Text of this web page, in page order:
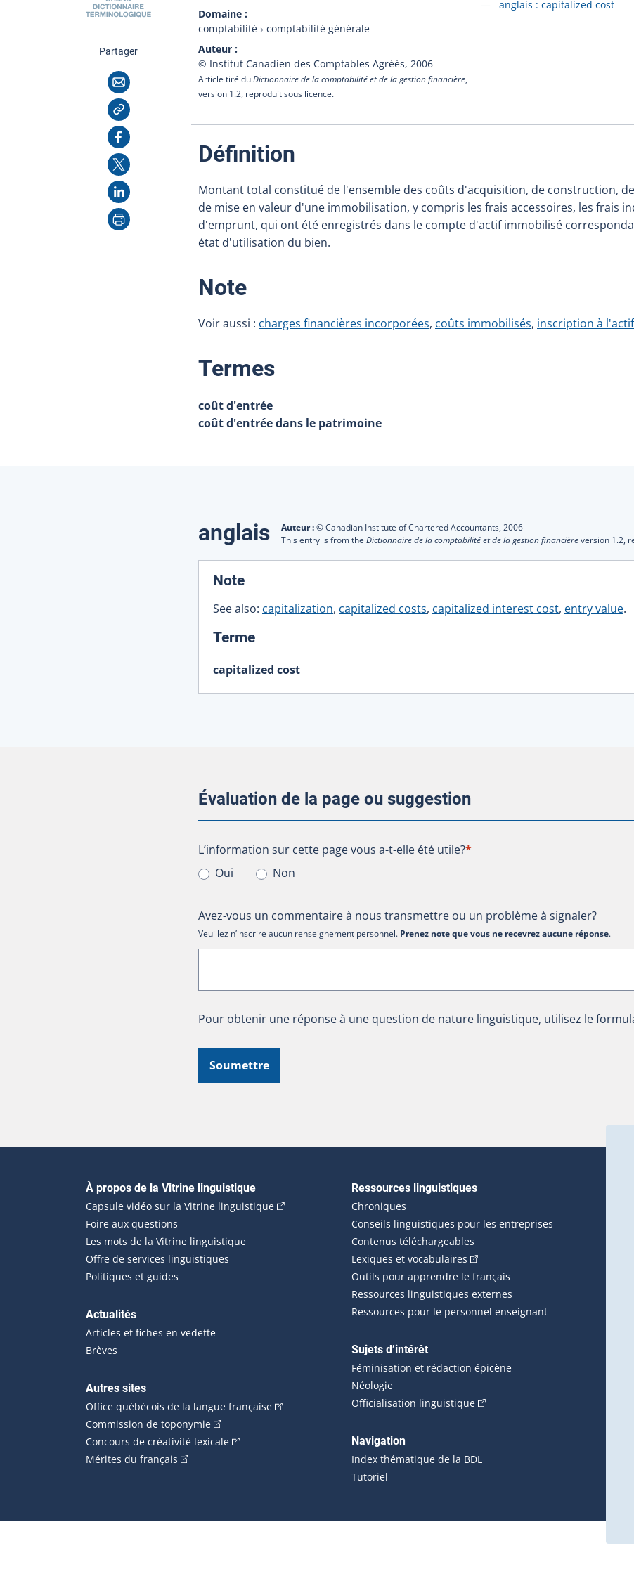
Domaine
comptabilité
comptabilité générale
Auteur
© Institut Canadien des Comptables Agréés, 2006
Article tiré duDictionnaire de la comptabilité et de la gestion financière,
version 1.2, reproduit sous licence.
Accéder à la fiche en
anglais : capitalized cost
Partagercette page
Courriel
Copier l'adresse
Facebook
X
LinkedIn
Imprimer
Définition
Montant total constitué de l'ensemble des coûts d'acquisition, de construction,
de mise en valeur d'une immobilisation, y compris les frais accessoires, les frais
d'emprunt, qui ont été enregistrés dans le compte d'actif immobilisé
état d'utilisation du bien.
Note:
Voir aussi : charges financières incorporées, coûts immobilisés, inscription à l'actif
Termes:
coût d'entrée
coût d'entrée dans le patrimoine
Traductions
anglais Auteur :© Canadian Institute of Chartered Accountants, 2006
This entry is from the Dictionnaire de la comptabilité et de la gestion financièreversion 1.2,
Note:
See also: capitalization, capitalized costs, capitalized interest cost, entry value.
Terme:
capitalized cost
Évaluation de la page ou suggestion
L’information sur cette page vous a-t-elle été utile?
L’information sur cette page vous a-t-elle été utile?*
Oui
Non
Avez-vous un commentaire à nous transmettre ou un problème à signaler?
Veuillez n’inscrire aucun renseignement personnel. Prenez note que vous ne recevrez aucune réponse.
Pour obtenir une réponse à une question de nature linguistique, utilisez le
Soumettre
Navigation principale
À propos de la Vitrine linguistique
Capsule vidéo sur la Vitrine linguistique(Cet hyperlien externe s'ouvrira dans une nouvelle fenêtre.)
Foire aux questions
Les mots de la Vitrine linguistique
Offre de services linguistiques
Politiques et guides
Actualités
Articles et fiches en vedette
Brèves
Autres sites
Office québécois de la langue française(Cet hyperlien externe s'ouvrira dans une nouvelle fenêtre.)
Commission de toponymie(Cet hyperlien externe s'ouvrira dans une nouvelle fenêtre.)
Concours de créativité lexicale(Cet hyperlien externe s'ouvrira dans une nouvelle fenêtre.)
Mérites du français (Cet hyperlien externe s'ouvrira dans une nouvelle fenêtre.)
Ressources linguistiques
Chroniques
Conseils linguistiques pour les entreprises
Contenus téléchargeables
Lexiques et vocabulaires (Cet hyperlien externe s'ouvrira
Outils pour apprendre le français
Ressources linguistiques externes
Ressources pour le personnel enseignant
Sujets d’intérêt
Féminisation et rédaction épicène
Néologie
Officialisation linguistique(Cet hyperlien externe s'ouvrira
Navigation
Index thématique de la BDL
Tutoriel